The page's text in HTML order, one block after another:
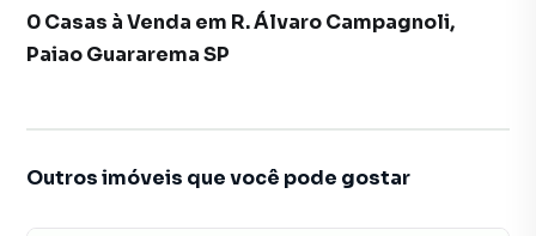
0 Casas à Venda em R. Álvaro Campagnoli,
Paiao Guararema SP
Outros imóveis que você pode gostar